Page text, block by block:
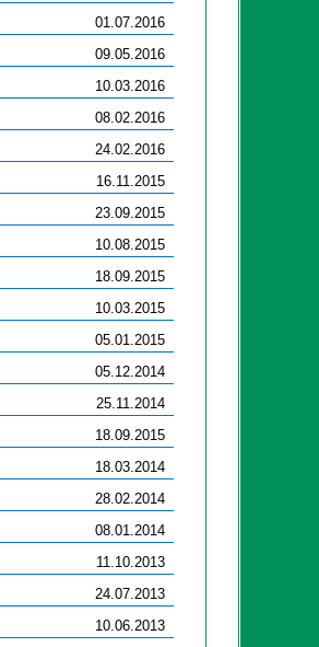
01.07.2016
09.05.2016
10.03.2016
08.02.2016
24.02.2016
16.11.2015
23.09.2015
10.08.2015
18.09.2015
10.03.2015
05.01.2015
05.12.2014
25.11.2014
18.09.2015
18.03.2014
28.02.2014
08.01.2014
11.10.2013
24.07.2013
10.06.2013